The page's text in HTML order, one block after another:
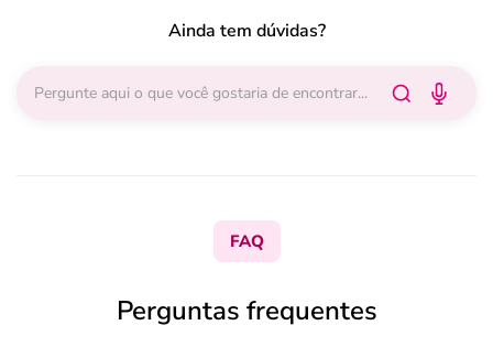
Ainda tem dúvidas?
FAQ
Perguntas frequentes